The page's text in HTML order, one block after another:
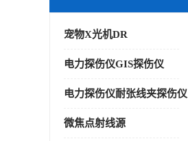
宠物X光机DR
电力探伤仪GIS探伤仪
电力探伤仪耐张线夹探伤仪
微焦点射线源